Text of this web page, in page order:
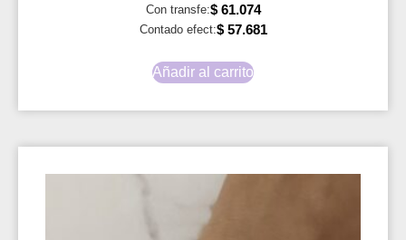
Con transfe:$61.074
Contado efect:$57.681
Añadir al carrito